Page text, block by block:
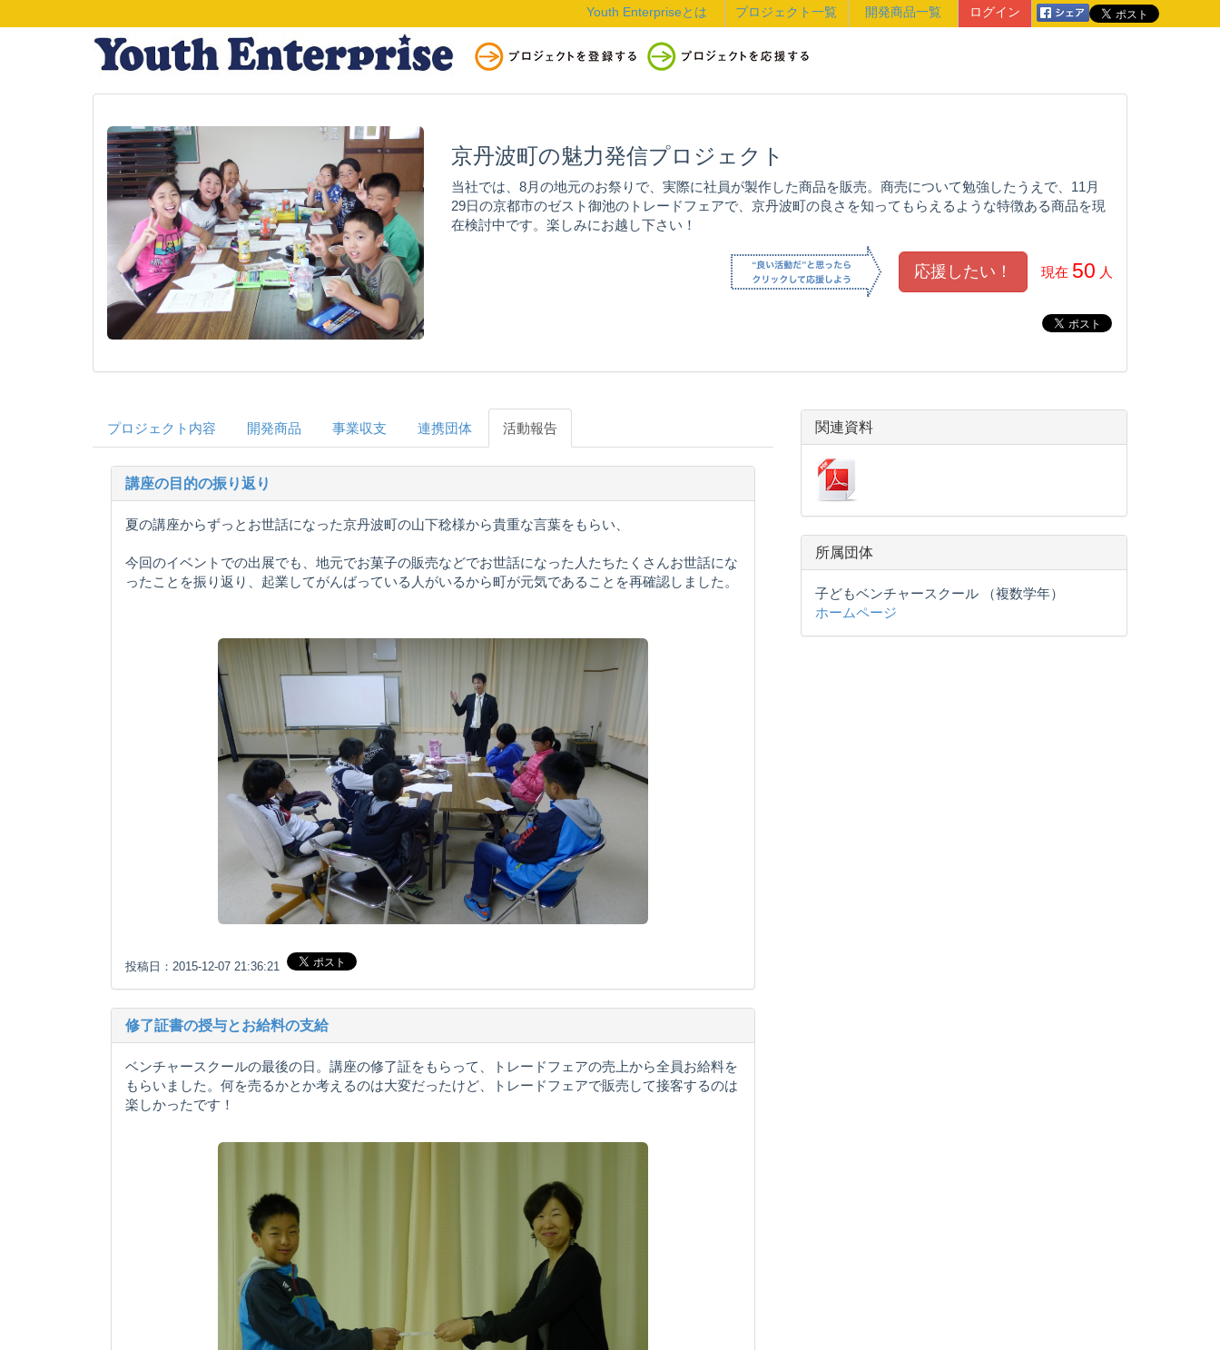
ログイン
開発商品一覧
プロジェクト一覧
Youth Enterpriseとは
京丹波町の魅力発信プロジェクト
当社では、8月の地元のお祭りで、実際に社員が製作した商品を販売。商売について勉強したうえで、11月
29日の京都市のゼスト御池のトレードフェアで、京丹波町の良さを知ってもらえるような特徴ある商品を現
在検討中です。楽しみにお越し下さい！
現在 50 人
プロジェクト内容 開発商品 事業収支 連携団体 活動報告
講座の目的の振り返り
夏の講座からずっとお世話になった京丹波町の山下稔様から貴重な言葉をもらい、
今回のイベントでの出展でも、地元でお菓子の販売などでお世話になった人たちたくさんお世話にな
ったことを振り返り、起業してがんばっている人がいるから町が元気であることを再確認しました。
投稿日：2015-12-07 21:36:21
修了証書の授与とお給料の支給
ベンチャースクールの最後の日。講座の修了証をもらって、トレードフェアの売上から全員お給料を
もらいました。何を売るかとか考えるのは大変だったけど、トレードフェアで販売して接客するのは
楽しかったです！
関連資料
所属団体
子どもベンチャースクール （複数学年）
ホームページ